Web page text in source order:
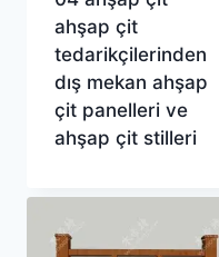
ahşap çit
tedarikçilerinden
dış mekan ahşap
çit panelleri ve
ahşap çit stilleri